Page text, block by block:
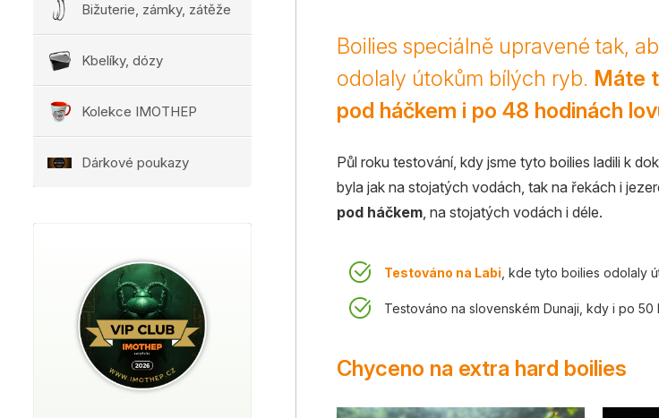
Bižuterie, zámky, zátěže
Kbelíky, dózy
Kolekce IMOTHEP
Dárkové poukazy
Boilies speciálně upravené tak,
odolaly útokům bílých ryb. Máte
pod háčkem i po 48 hodinách
Půl roku testování, kdy jsme tyto boilies ladili k
byla jak na stojatých vodách, tak na řekách i
pod háčkem, na stojatých vodách i déle.
Testováno na Labi , kde tyto boilies odolaly
Testováno na slovenském Dunaji, kdy i po
Chyceno na extra hard boilies